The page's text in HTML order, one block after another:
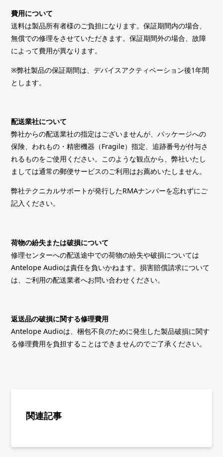
費用について
送料は製品所有者様のご負担になります。保証期間内の場合、
無償での修理をさせていただきます。保証期間外の場合、故障
によって費用が異なります。
※弊社製品の保証期間は、デバイスアクティベーション後1年間
とします。
配送業社について
弊社からの配送業社の指定はございませんが、パッケージへの
保険、われもの・精密機器（Fragile）指定、追跡番号が付与さ
れるものをご使用ください。このような観点から、弊社いたし
ましては通常の郵便サービスのご利用はお薦めいたしません。
弊社テクニカルサポートが発行したRMAナンバーを忘れずにご
記入ください。
荷物の紛失または破損について
修理センターへの配送途中での荷物の紛失や破損については
Antelope Audioは責任を負いかねます。損害賠償請求について
は、ご利用の配送業者へお問い合わせください。
返送品の破損に関する修理費用
Antelope Audioは、梱包不良のために発生した製品破損に関す
る修理費用を負担することはできませんのでご了承ください。
関連記事